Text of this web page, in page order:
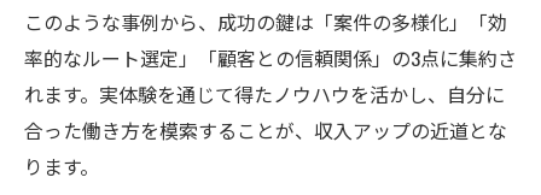
このような事例から、成功の鍵は「案件の多様化」「効
率的なルート選定」「顧客との信頼関係」の3点に集約さ
れます。実体験を通じて得たノウハウを活かし、自分に
合った働き方を模索することが、収入アップの近道とな
ります。